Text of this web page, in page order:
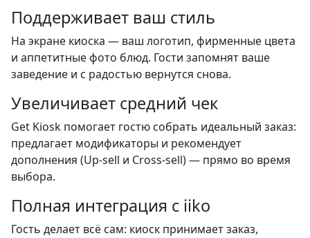
Поддерживает ваш стиль
На экране киоска — ваш логотип, фирменные цвета
и аппетитные фото блюд. Гости запомнят ваше
заведение и с радостью вернутся снова.
Увеличивает средний чек
Get Kiosk помогает гостю собрать идеальный заказ:
предлагает модификаторы и рекомендует
дополнения (Up-sell и Cross-sell) — прямо во время
выбора.
Полная интеграция с iiko
Гость делает всё сам: киоск принимает заказ,